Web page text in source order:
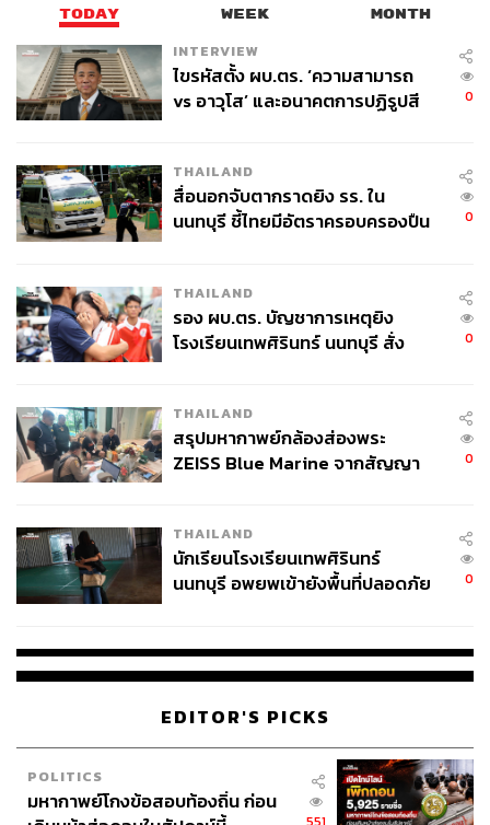
TODAY WEEK MONTH
INTERVIEW
ไขรหัสตั้ง ผบ.ตร. ‘ความสามารถ
vs อาวุโส’ และอนาคตการปฏิรูปสี
0
THAILAND
สื่อนอกจับตากราดยิง รร. ใน
นนทบุรี ชี้ไทยมีอัตราครอบครองปืน
0
THAILAND
รอง ผบ.ตร. บัญชาการเหตุยิง
โรงเรียนเทพศิรินทร์ นนทบุรี สั่ง
0
THAILAND
สรุปมหากาพย์กล้องส่องพระ
ZEISS Blue Marine จากสัญญา
จ่ายหนี้-แอบระบุแบรนด์
0
THAILAND
นักเรียนโรงเรียนเทพศิรินทร์
นนทบุรี อพยพเข้ายังพื้นที่ปลอดภัย
0
EDITOR'S PICKS
POLITICS
มหากาพย์โกงข้อสอบท้องถิ่น ก่อน